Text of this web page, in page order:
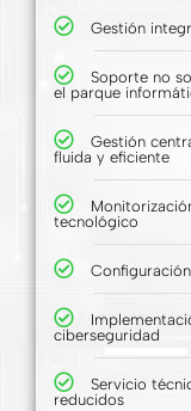
Gestión
Soporte no
el parque
Gestión
fluida y eficiente
tecnológico
ciberseguridad
Servicio
reducidos